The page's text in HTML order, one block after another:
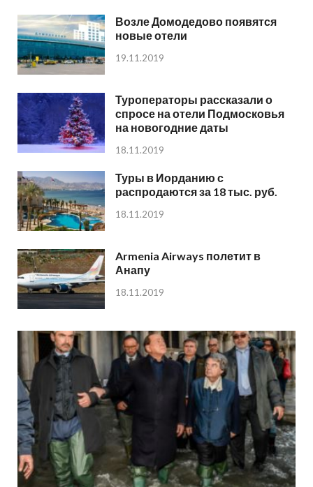
Возле Домодедово появятся
новые отели
19.11.2019
Туроператоры рассказали о
спросе на отели Подмосковья
на новогодние даты
18.11.2019
Туры в Иорданию с
распродаются за 18 тыс. руб.
18.11.2019
Armenia Airways полетит в
Анапу
18.11.2019